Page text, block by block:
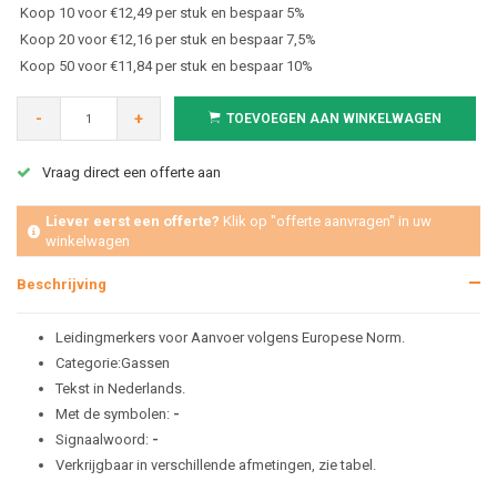
Koop 10 voor €12,49 per stuk en bespaar 5%
Koop 20 voor €12,16 per stuk en bespaar 7,5%
Koop 50 voor €11,84 per stuk en bespaar 10%
- + TOEVOEGEN AAN WINKELWAGEN
Vraag direct een offerte aan
Liever eerst een offerte? Klik op "offerte aanvragen" in uw
winkelwagen
Beschrijving
Leidingmerkers voor Aanvoer volgens Europese Norm.
Categorie:Gassen
Tekst in Nederlands.
Met de symbolen: -
Signaalwoord: -
Verkrijgbaar in verschillende afmetingen, zie tabel.